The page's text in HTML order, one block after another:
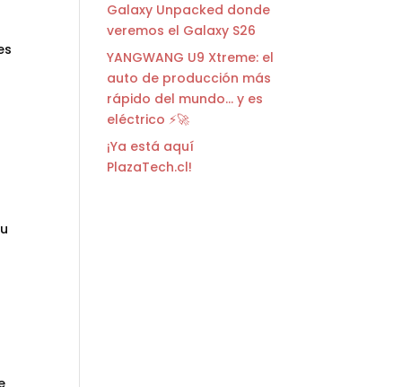
Galaxy Unpacked donde
veremos el Galaxy S26
YANGWANG U9 Xtreme: el
auto de producción más
rápido del mundo… y es
eléctrico ⚡🚀
¡Ya está aquí
PlazaTech.cl!